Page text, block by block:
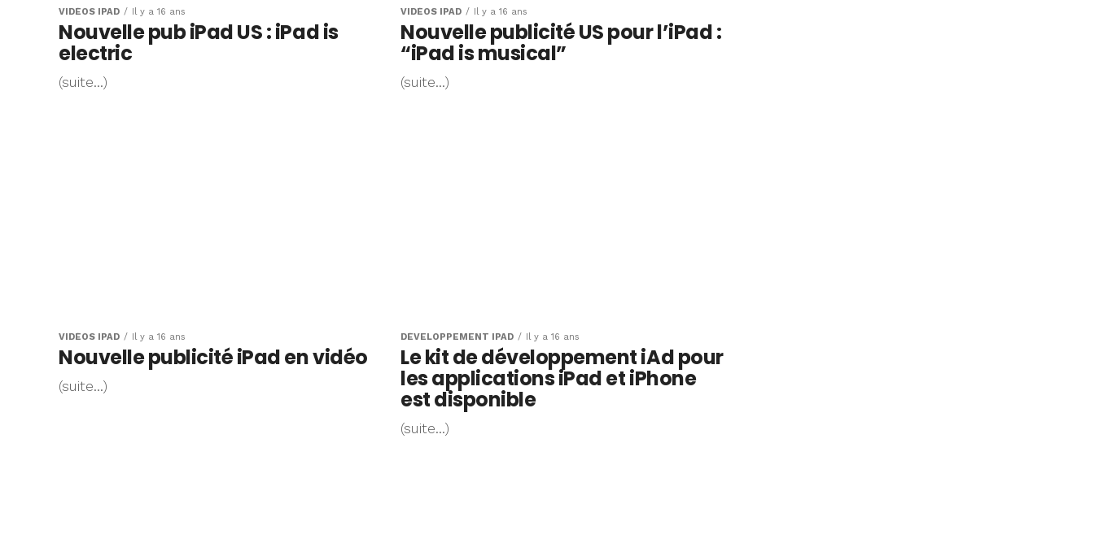
VIDÉOS IPAD Il y a 16 ans
Nouvelle pub iPad US : iPad is
electric
(suite…)
VIDÉOS IPAD Il y a 16 ans
Nouvelle publicité US pour l’iPad :
“iPad is musical”
(suite…)
VIDÉOS IPAD Il y a 16 ans
Nouvelle publicité iPad en vidéo
(suite…)
DÉVELOPPEMENT IPAD Il y a 16 ans
Le kit de développement iAd pour
les applications iPad et iPhone
est disponible
(suite…)